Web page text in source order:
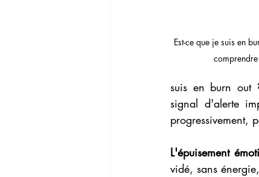
Est-ce que je suis en
suis en burn out
signal d'alerte
progressivement,
L'épuisement
vidé, sans